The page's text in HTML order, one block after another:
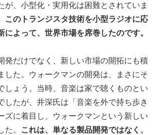
が、小型化・実用化は困難とされていま
このトランジスタ技術を小型ラジオに応
によって、世界市場を席巻したのです。
発だけでなく、新しい市場の開拓にも積
した。ウォークマンの開発は、まさにそ
しょう。当時、音楽は家で聴くものとい
したが、井深氏は「音楽を外で持ち歩き
ズに着目し、ウォークマンという新しい
た。
これは、単なる製品開発ではなく、